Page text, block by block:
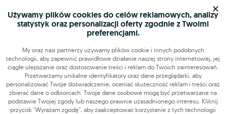
Używamy plików cookies do celów reklamowych, analizy
statystyk oraz personalizacji oferty zgodnie z Twoimi
preferencjami.
My oraz nasi partnerzy używamy plików cookie i innych podobnych
technologii, aby zapewnić prawidłowe działanie naszej strony internetowej, jej
ciągłe ulepszanie oraz dostosowanie treści i reklam do Twoich zainteresowań.
Przetwarzamy unikalne identyfikatory oraz dane przeglądarki, aby
personalizować Twoje doświadczenie, oceniać skuteczność reklam i treści oraz
zbierać dane o odbiorcach. Twoje dane osobowe mogą być przetwarzane na
podstawie Twojej zgody lub naszego prawnie uzasadnionego interesu. Kliknij
przycisk "Wyrażam zgodę", aby zaakceptować korzystanie z tych technologii
×